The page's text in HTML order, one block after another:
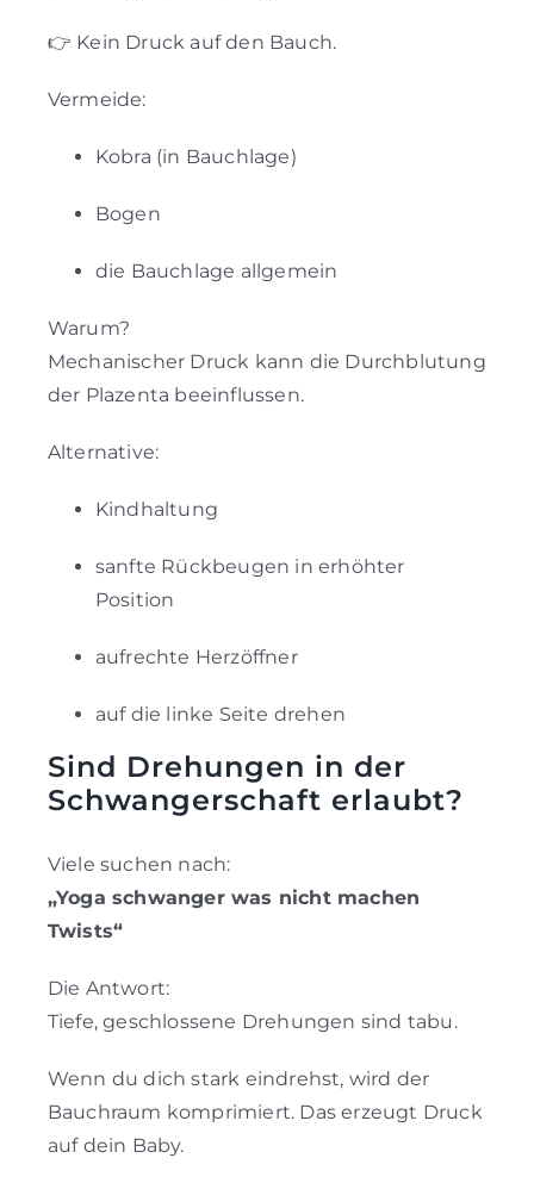
👉 Kein Druck auf den Bauch.
Vermeide:
Kobra (in Bauchlage)
Bogen
die Bauchlage allgemein
Warum?
Mechanischer Druck kann die Durchblutung
der Plazenta beeinflussen.
Alternative:
Kindhaltung
sanfte Rückbeugen in erhöhter
Position
aufrechte Herzöffner
auf die linke Seite drehen
Sind Drehungen in der
Schwangerschaft erlaubt?
Viele suchen nach:
„Yoga schwanger was nicht machen
Twists“
Die Antwort:
Tiefe, geschlossene Drehungen sind tabu.
Wenn du dich stark eindrehst, wird der
Bauchraum komprimiert. Das erzeugt Druck
auf dein Baby.